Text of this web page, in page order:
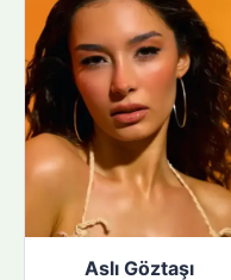
Aslı Göztaşı